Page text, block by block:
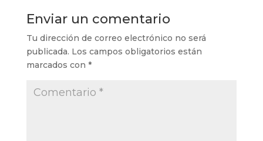
Enviar un comentario
Tu dirección de correo electrónico no será
publicada. Los campos obligatorios están
marcados con *